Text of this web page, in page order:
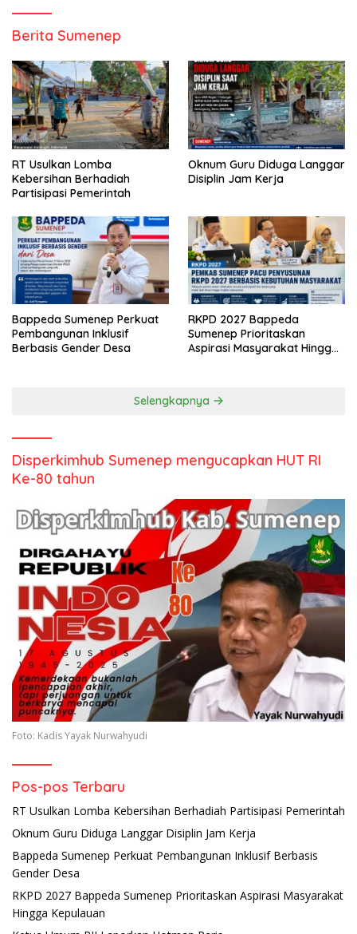
Berita Sumenep
RT Usulkan Lomba
Kebersihan Berhadiah
Partisipasi Pemerintah
Oknum Guru Diduga Langgar
Disiplin Jam Kerja
Bappeda Sumenep Perkuat
Pembangunan Inklusif
Berbasis Gender Desa
RKPD 2027 Bappeda
Sumenep Prioritaskan
Aspirasi Masyarakat Hingga
Selengkapnya
Disperkimhub Sumenep mengucapkan HUT RI
Ke-80 tahun
Foto: Kadis Yayak Nurwahyudi
Pos-pos Terbaru
RT Usulkan Lomba Kebersihan Berhadiah Partisipasi Pemerintah
Oknum Guru Diduga Langgar Disiplin Jam Kerja
Bappeda Sumenep Perkuat Pembangunan Inklusif Berbasis
Gender Desa
RKPD 2027 Bappeda Sumenep Prioritaskan Aspirasi Masyarakat
Hingga Kepulauan